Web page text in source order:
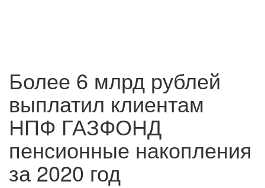
Более 6 млрд рублей
выплатил клиентам
НПФ ГАЗФОНД
пенсионные накопления
за 2020 год